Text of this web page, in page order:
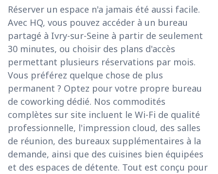
Réserver un espace n'a jamais été aussi facile.
Avec HQ, vous pouvez accéder à un bureau
partagé à Ivry-sur-Seine à partir de seulement
30 minutes, ou choisir des plans d'accès
permettant plusieurs réservations par mois.
Vous préférez quelque chose de plus
permanent ? Optez pour votre propre bureau
de coworking dédié. Nos commodités
complètes sur site incluent le Wi-Fi de qualité
professionnelle, l'impression cloud, des salles
de réunion, des bureaux supplémentaires à la
demande, ainsi que des cuisines bien équipées
et des espaces de détente. Tout est conçu pour